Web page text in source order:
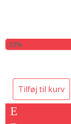
-23%
Tilføj til kurv